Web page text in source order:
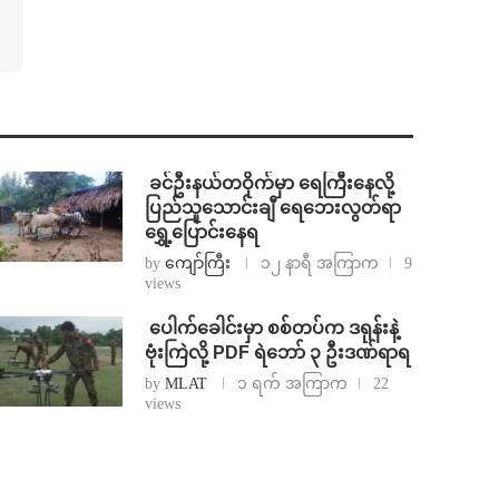
⁩ ⁨ခင်ဦးနယ်တဝိုက်မှာ ရေကြီးနေလို့
ပြည်သူသောင်းချီ ရေဘေးလွတ်ရာ
ရွှေ့ပြောင်းနေရ
byကျော်ကြီး ၁၂ နာရီ အကြာက
9
views
⁩ ⁨ပေါက်ခေါင်းမှာ စစ်တပ်က ဒရုန်းနဲ့
ဗုံးကြဲလို့ PDF ရဲဘော် ၃ ဦးဒဏ်ရာရ
byMLAT ၁ ရက် အကြာက
22
views